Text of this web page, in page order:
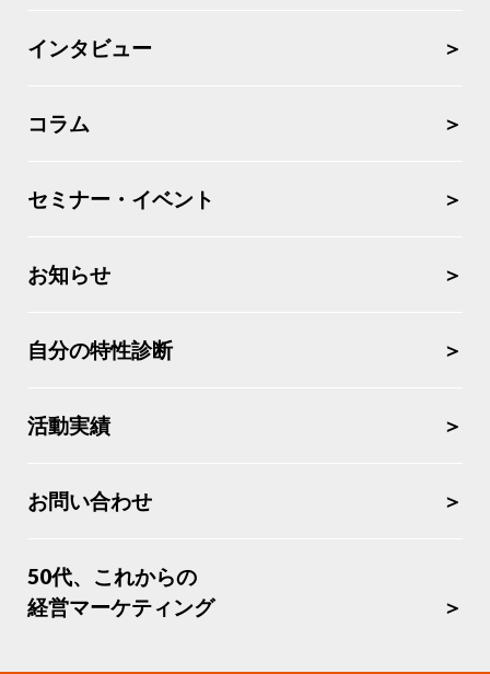
インタビュー
コラム
セミナー・イベント
お知らせ
自分の特性診断
活動実績
お問い合わせ
50代、これからの
経営マーケティング